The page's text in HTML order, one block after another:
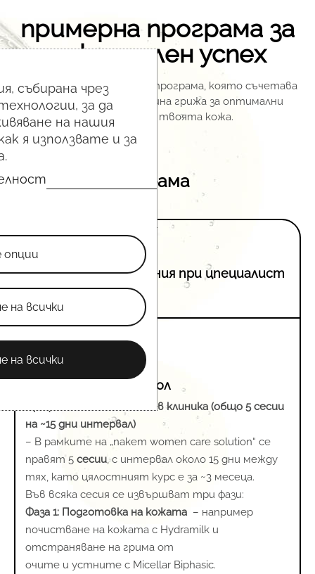
примерна програма за
максимален успех
Предлагаме ви примерна програма, която съчетава
професионална и домашна грижа за оптимални
резултати за твоята кожа.
Примерна програма
пет посещения при цпециалист
медицински протокол
Професионалната сесия в клиника (общо 5 сесии
на ~15 дни интервал)
– В рамките на „пакет women care solution“ се
правят 5 сесии, с интервал около 15 дни между
тях, като цялостният курс е за ~3 месеца.
Във всяка сесия се извършват три фази:
Фаза 1: Подготовка на кожата – например
почистване на кожата с Hydramilk и
отстраняване на грима от
очите и устните с Micellar Biphasic.
събирана чрез
за да
на нашия
я използвате и за
опции
на всички
на всички